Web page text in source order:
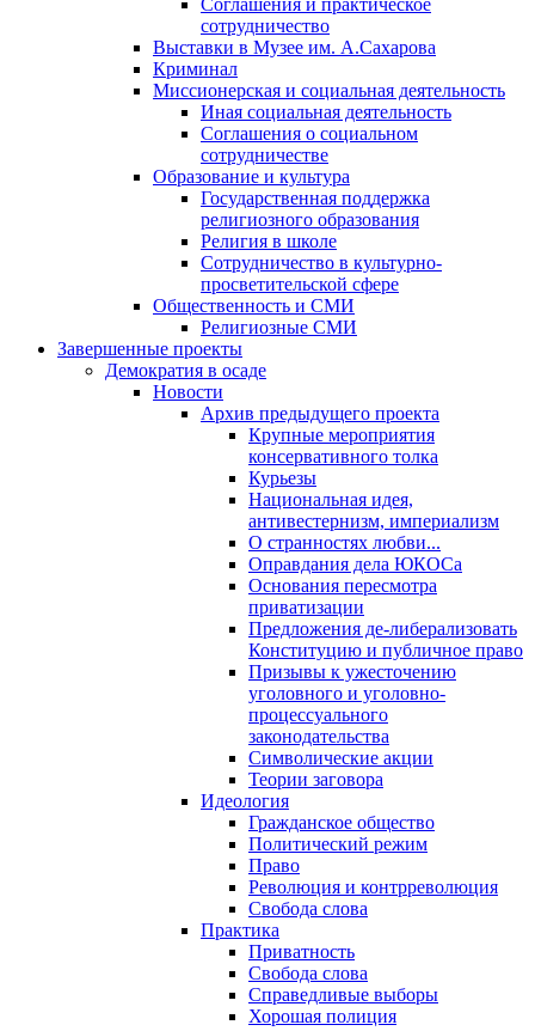
Соглашения и практическое
сотрудничество
Выставки в Музее им. А.Сахарова
Криминал
Миссионерская и социальная деятельность
Иная социальная деятельность
Соглашения о социальном
сотрудничестве
Образование и культура
Государственная поддержка
религиозного образования
Религия в школе
Сотрудничество в культурно-
просветительской сфере
Общественность и СМИ
Религиозные СМИ
Завершенные проекты
Демократия в осаде
Новости
Архив предыдущего проекта
Крупные мероприятия
консервативного толка
Курьезы
Национальная идея,
антивестернизм, империализм
О странностях любви...
Оправдания дела ЮКОСа
Основания пересмотра
приватизации
Предложения де-либерализовать
Конституцию и публичное право
Призывы к ужесточению
уголовного и уголовно-
процессуального
законодательства
Символические акции
Теории заговора
Идеология
Гражданское общество
Политический режим
Право
Революция и контрреволюция
Свобода слова
Практика
Приватность
Свобода слова
Справедливые выборы
Хорошая полиция